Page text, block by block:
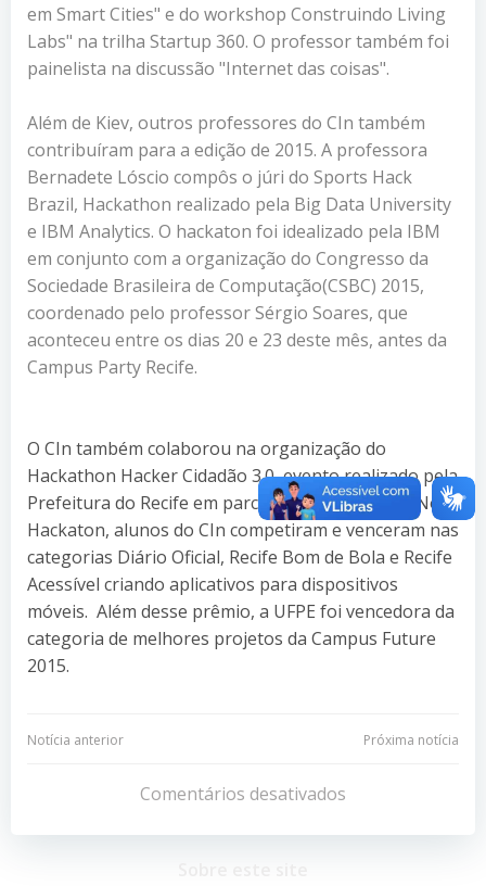
em Smart Cities" e do workshop Construindo Living
Labs" na trilha Startup 360. O professor também foi
painelista na discussão "Internet das coisas".
Além de Kiev, outros professores do CIn também
contribuíram para a edição de 2015. A professora
Bernadete Lóscio compôs o júri do Sports Hack
Brazil, Hackathon realizado pela Big Data University
e IBM Analytics. O hackaton foi idealizado pela IBM
em conjunto com a organização do Congresso da
Sociedade Brasileira de Computação(CSBC) 2015,
coordenado pelo professor Sérgio Soares, que
aconteceu entre os dias 20 e 23 deste mês, antes da
Campus Party Recife.
O CIn também colaborou na organização do
Hackathon Hacker Cidadão 3.0, evento realizado pela
Prefeitura do Recife em parceria com a Emprel. No
Hackaton, alunos do CIn competiram e venceram nas
categorias Diário Oficial, Recife Bom de Bola e Recife
Acessível criando aplicativos para dispositivos
móveis. Além desse prêmio, a UFPE foi vencedora da
categoria de melhores projetos da Campus Future
2015.
Navegação
Post
Notícia anterior
Navegação
de
Post
Próxima notícia
Comentários desativados